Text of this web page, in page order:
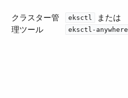
クラスター管
理ツール
eksctl ​ または ​
eksctl-anywhere